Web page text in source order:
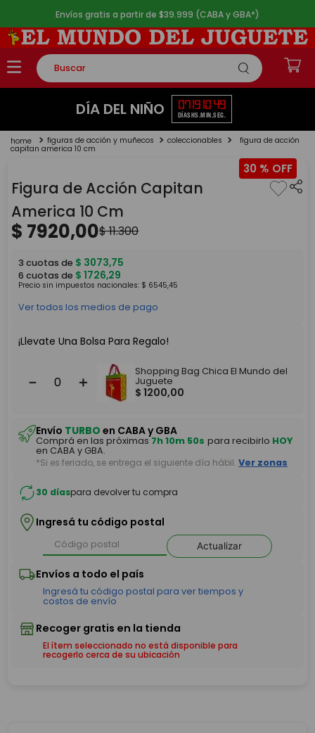
Envíos gratis a partir de $39.999 (CABA y GBA*)
Buscar
TÉRMINOS MÁS BUSCADOS
2.
lego
4 .
monopatin
5. toy story
DÍA DEL NIÑO 07
DÍAS
19
HS.
10
MIN.
49
SEG.
figuras de acción y muñecos coleccionables figura de acción
capitan america 10 cm
30 %
Figura de Acción Capitan
America 10 Cm
$ 7920,00$11.300
3 cuotas de $ 3073,75
6 cuotas de $ 1726,29
Precio sin impuestos nacionales: $ 6545,45
Ver todos los medios de pago
¡Llevate Una Bolsa Para Regalo!
＋
－
Shopping Bag Chica El Mundo del
Juguete
$ 1200,00
Envío TURBO en CABA y GBA
Comprá en las próximas7h 10m 50s para recibirlo HOY
en CABA y GBA.
*Si es feriado, se entrega el siguiente día hábil. Ver zonas
30 díaspara devolver tu compra
Ingresá tu código postal
Actualizar
El ítem seleccionado no está disponible para
recogerlo cerca de su ubicación